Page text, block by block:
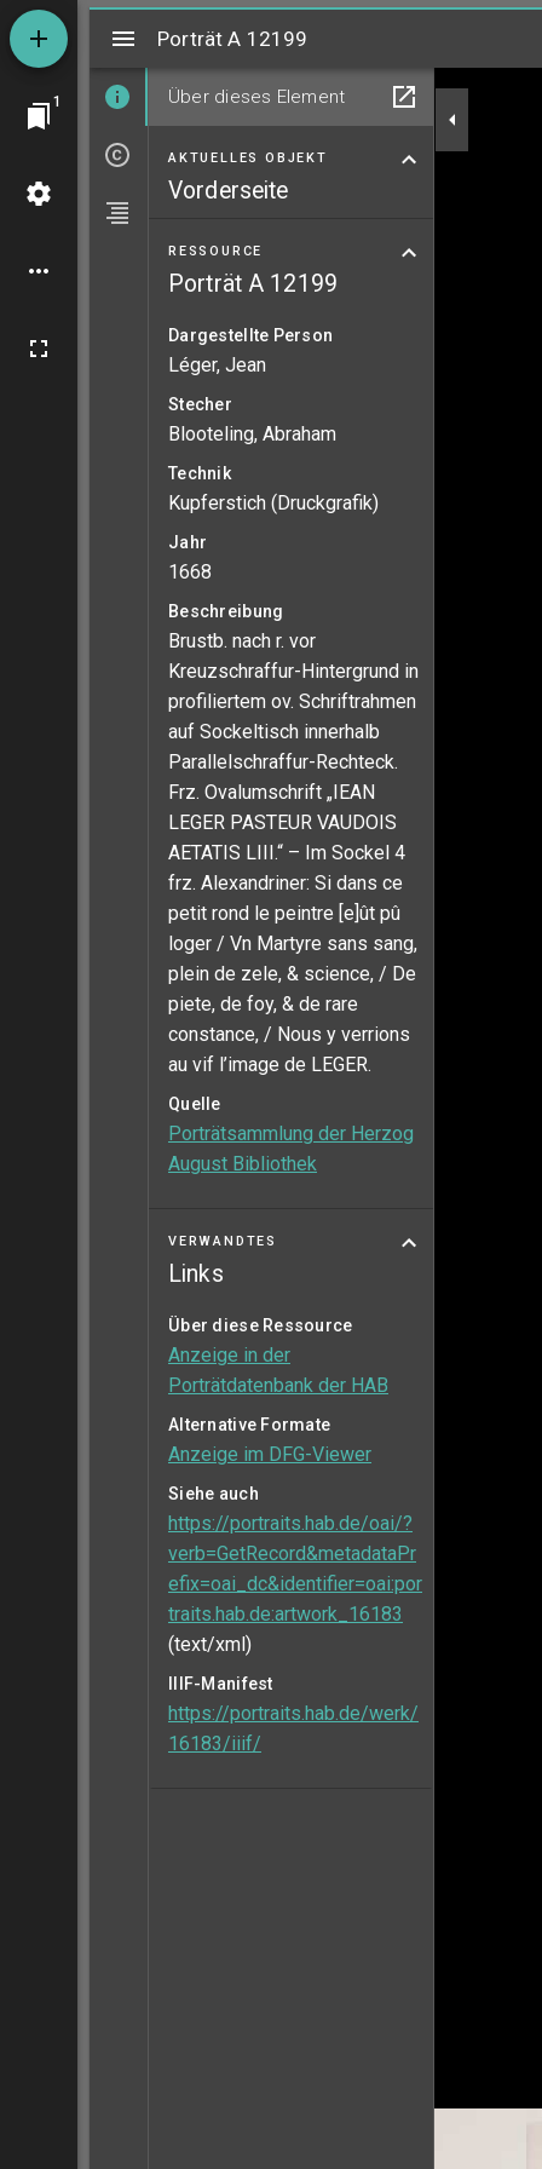
1
MiradorPorträt A 12199
Über dieses Element
AKTUELLES OBJEKT
Vorderseite
RESSOURCE
Porträt A 12199
Dargestellte Person
Léger, Jean
Stecher
Blooteling, Abraham
Technik
Kupferstich (Druckgrafik)
Jahr
1668
Beschreibung
Brustb. nach r. vor
Kreuzschraffur-Hintergrund in
profiliertem ov. Schriftrahmen
auf Sockeltisch innerhalb
Parallelschraffur-Rechteck.
Frz. Ovalumschrift „IEAN
LEGER PASTEUR VAUDOIS
AETATIS LIII.“ – Im Sockel 4
frz. Alexandriner: Si dans ce
petit rond le peintre [e]ût pû
loger / Vn Martyre sans sang,
plein de zele, & science, / De
piete, de foy, & de rare
constance, / Nous y verrions
au vif l’image de LEGER.
Quelle
Porträtsammlung der Herzog
August Bibliothek
VERWANDTES
Links
Über diese Ressource
Anzeige in der
Porträtdatenbank der HAB
Alternative Formate
Anzeige im DFG-Viewer
Siehe auch
https://portraits.hab.de/oai/?
verb=GetRecord&metadataPr
efix=oai_dc&identifier=oai:por
traits.hab.de:artwork_16183
(text/xml)
IIIF-Manifest
https://portraits.hab.de/werk/
16183/iiif/
Porträt A 12199